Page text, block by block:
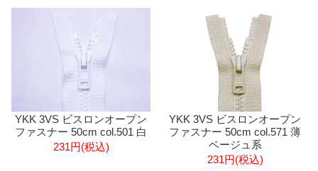
YKK 3VS ビスロンオープン
ファスナー 50cm col.501 白
231円(税込)
YKK 3VS ビスロンオープン
ファスナー 50cm col.571 薄
ベージュ系
231円(税込)